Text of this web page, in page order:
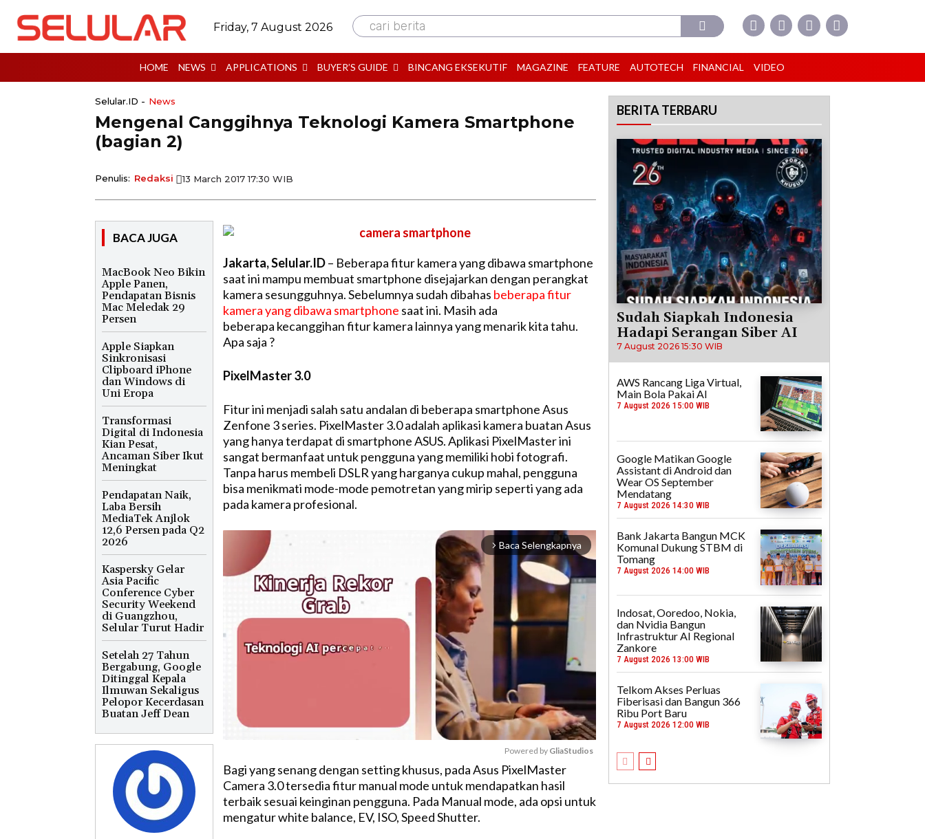
Friday, 7 August 2026 cari berita
HOME NEWS APPLICATIONS BUYER’S GUIDE BINCANG EKSEKUTIF MAGAZINE FEATURE AUTOTECH FINANCIAL VIDEO
Selular.ID - News
Mengenal Canggihnya Teknologi Kamera Smartphone
(bagian 2)
Penulis: Redaksi 13 March 2017 17:30 WIB
BACA JUGA
MacBook Neo Bikin
Apple Panen,
Pendapatan Bisnis
Mac Meledak 29
Persen
Apple Siapkan
Sinkronisasi
Clipboard iPhone
dan Windows di
Uni Eropa
Transformasi
Digital di Indonesia
Kian Pesat,
Ancaman Siber Ikut
Meningkat
Pendapatan Naik,
Laba Bersih
MediaTek Anjlok
12,6 Persen pada Q2
2026
Kaspersky Gelar
Asia Pacific
Conference Cyber
Security Weekend
di Guangzhou,
Selular Turut Hadir
Setelah 27 Tahun
Bergabung, Google
Ditinggal Kepala
Ilmuwan Sekaligus
Pelopor Kecerdasan
Buatan Jeff Dean
Jakarta, Selular.ID– Beberapa fitur kamera yang dibawa smartphone
saat ini mampu membuat smartphone disejajarkan dengan perangkat
kamera sesungguhnya. Sebelumnya sudah dibahas beberapa fitur
kamera yang dibawa smartphone saat ini. Masih ada
beberapa kecanggihan fitur kamera lainnya yang menarik kita tahu.
Apa saja ?
PixelMaster 3.0
Fitur ini menjadi salah satu andalan di beberapa smartphone Asus
Zenfone 3 series. PixelMaster 3.0 adalah aplikasi kamera buatan Asus
yang hanya terdapat di smartphone ASUS. Aplikasi PixelMaster ini
sangat bermanfaat untuk pengguna yang memiliki hobi fotografi.
Tanpa harus membeli DSLR yang harganya cukup mahal, pengguna
bisa menikmati mode-mode pemotretan yang mirip seperti yang ada
pada kamera profesional.
arrow_forward_ios Baca Selengkapnya
M
u
Powered by GliaStudios
Bagi yang senang dengan setting khusus, pada Asus PixelMaster
Camera 3.0 tersedia fitur manual mode untuk mendapatkan hasil
terbaik sesuai keinginan pengguna. Pada Manual mode, ada opsi untuk
mengatur white balance, EV, ISO, Speed Shutter.
BERITA TERBARU
Sudah Siapkah Indonesia
Hadapi Serangan Siber AI
7 August 2026 15:30 WIB
AWS Rancang Liga Virtual,
Main Bola Pakai AI
7 August 2026 15:00 WIB
Google Matikan Google
Assistant di Android dan
Wear OS September
Mendatang
7 August 2026 14:30 WIB
Bank Jakarta Bangun MCK
Komunal Dukung STBM di
Tomang
7 August 2026 14:00 WIB
Indosat, Ooredoo, Nokia,
dan Nvidia Bangun
Infrastruktur AI Regional
Zankore
7 August 2026 13:00 WIB
Telkom Akses Perluas
Fiberisasi dan Bangun 366
Ribu Port Baru
7 August 2026 12:00 WIB